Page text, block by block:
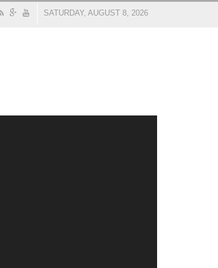
SATURDAY, AUGUST 8, 2026